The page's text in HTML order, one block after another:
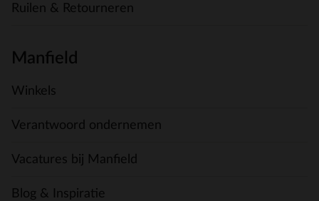
Ruilen & Retourneren
Manfield
Winkels
Verantwoord ondernemen
Vacatures bij Manfield
Blog & Inspiratie